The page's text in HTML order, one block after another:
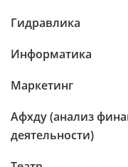
Гидравлика
Информатика
Маркетинг
Афхду (анализ
деятельности)